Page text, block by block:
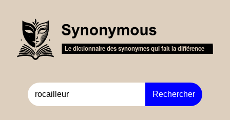
Rechercher